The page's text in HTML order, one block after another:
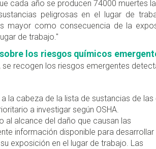
cada año se producen 74000 muertes
peligrosas en el lugar de
mayor como consecuencia de la
de trabajo."
los riesgos químicos
recogen los riesgos emergentes
a la cabeza de la lista de sustancias de las
a investigar según OSHA.
al alcance del daño que causan las
información disponible para desarrollar
exposición en el lugar de trabajo. Las